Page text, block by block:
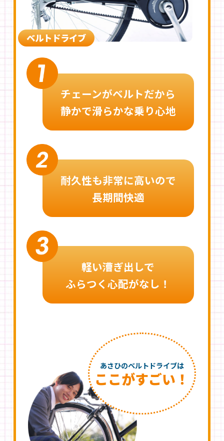
ベルトドライブ
チェーンがベルトだから
静かで滑らかな乗り心地
耐久性も非常に高いので
長期間快適
軽い漕ぎ出しで
ふらつく心配がなし！
あさひのベルトドライブは
ここがすごい！